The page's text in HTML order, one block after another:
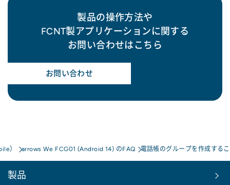
製品の操作方法や
FCNT製アプリケーションに関する
お問い合わせはこちら
お問い合わせ
） arrows We FCG01 (Android 14) のFAQ 電話帳のグループを作成する
製品